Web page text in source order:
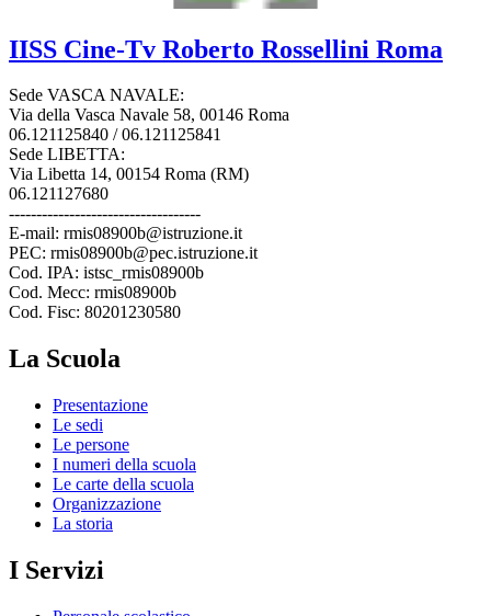
IISS Cine-Tv Roberto Rossellini Roma
Sede VASCA NAVALE:
Via della Vasca Navale 58, 00146 Roma
06.121125840 / 06.121125841
Sede LIBETTA:
Via Libetta 14, 00154 Roma (RM)
06.121127680
-----------------------------------
E-mail: rmis08900b@istruzione.it
PEC: rmis08900b@pec.istruzione.it
Cod. IPA: istsc_rmis08900b
Cod. Mecc: rmis08900b
Cod. Fisc: 80201230580
La Scuola
Presentazione
Le sedi
Le persone
I numeri della scuola
Le carte della scuola
Organizzazione
La storia
I Servizi